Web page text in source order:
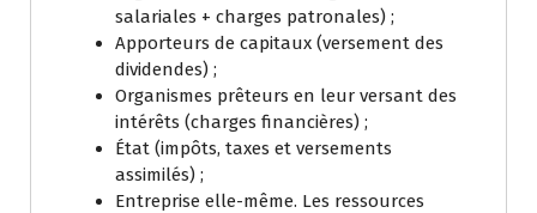
salariales + charges patronales) ;
Apporteurs de capitaux (versement des
dividendes) ;
Organismes prêteurs en leur versant des
intérêts (charges financières) ;
État (impôts, taxes et versements
assimilés) ;
Entreprise elle-même. Les ressources